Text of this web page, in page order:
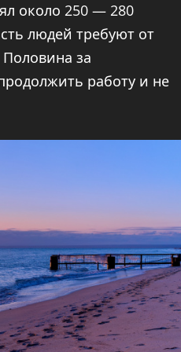
около 250 — 280
людей требуют от
за
работу и не